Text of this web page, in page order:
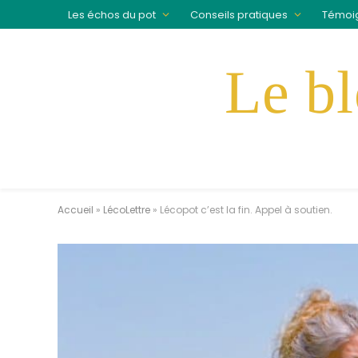
Les échos du pot Conseils pratiques
Accueil » LécoLettre » Lécopot c’est la fin. Appel à soutien.